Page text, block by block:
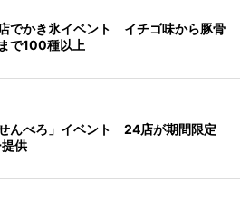
でかき氷イベント イチゴ味から豚骨
で100種以上
んべろ」イベント 24店が期間限定
供